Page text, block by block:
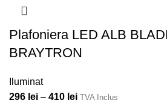
Plafoniera LED ALB
BRAYTRON
Iluminat
296 lei – 410 lei TVA Inclus